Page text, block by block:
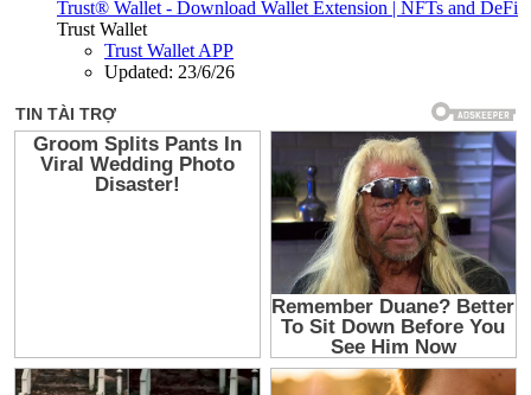
Trust® Wallet - Download Wallet Extension | NFTs and DeFi
Trust Wallet
Trust Wallet APP
Updated: 23/6/26